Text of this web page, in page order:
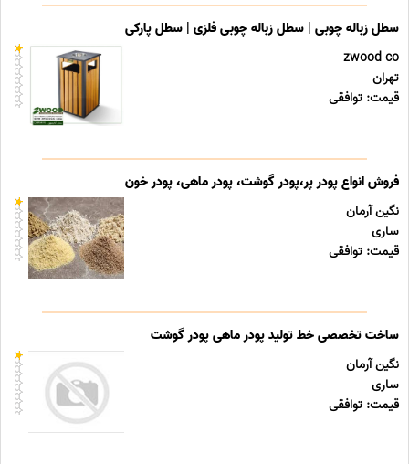
سطل زباله چوبی | سطل زباله چوبی فلزی | سطل پارکی
zwood co
تهران
قیمت: توافقی
فروش انواع پودر پر،پودر گوشت، پودر ماهی، پودر خون
نگین آرمان
ساری
قیمت: توافقی
ساخت تخصصی خط تولید پودر ماهی پودر گوشت
نگین آرمان
ساری
قیمت: توافقی